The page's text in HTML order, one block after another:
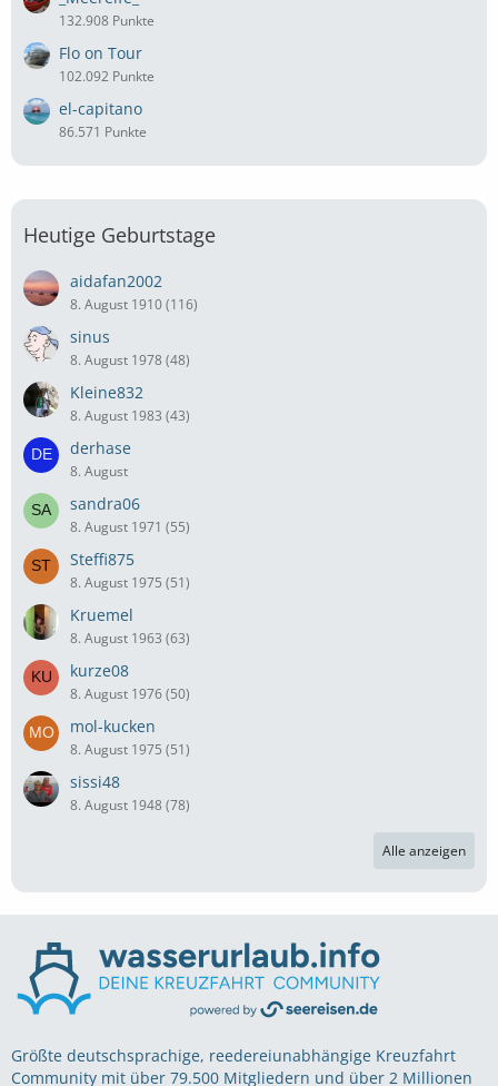
132.908 Punkte
Flo on Tour
102.092 Punkte
el-capitano
86.571 Punkte
Heutige Geburtstage
aidafan2002
8. August 1910 (116)
sinus
8. August 1978 (48)
Kleine832
8. August 1983 (43)
derhase
8. August
sandra06
8. August 1971 (55)
Steffi875
8. August 1975 (51)
Kruemel
8. August 1963 (63)
kurze08
8. August 1976 (50)
mol-kucken
8. August 1975 (51)
sissi48
8. August 1948 (78)
Alle anzeigen
Größte deutschsprachige, reedereiunabhängige Kreuzfahrt
Community mit über 79.500 Mitgliedern und über 2 Millionen